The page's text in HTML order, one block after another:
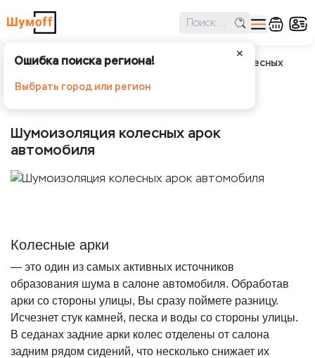
✕
Ошибка поиска региона!
Выбрать город или регион
Шумоff О шумоизоляции
Шумоизоляция колесных
арок автомобиля
Шумоизоляция колесных арок
автомобиля
Колесные арки
— это один из самых активных источников
образования шума в салоне автомобиля. Обработав
арки со стороны улицы, Вы сразу поймете разницу.
Исчезнет стук камней, песка и воды со стороны улицы.
В седанах задние арки колес отделены от салона
задним рядом сидений, что несколько снижает их